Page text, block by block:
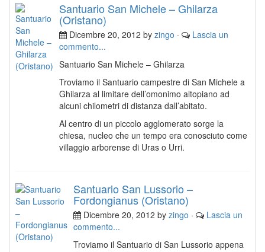
Santuario San Michele – Ghilarza
(Oristano)
Dicembre 20, 2012 by zingo ·
Lascia un
commento...
Santuario San Michele – Ghilarza
Troviamo il Santuario campestre di San Michele a
Ghilarza al limitare dell’omonimo altopiano ad
alcuni chilometri di distanza dall’abitato.
Al centro di un piccolo agglomerato sorge la
chiesa, nucleo che un tempo era conosciuto come
villaggio arborense di Uras o Urri.
Santuario San Lussorio –
Fordongianus (Oristano)
Dicembre 20, 2012 by zingo ·
Lascia un
commento...
Troviamo il Santuario di San Lussorio appena